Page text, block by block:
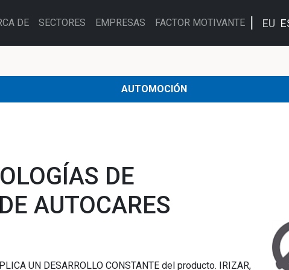
DE SECTORES EMPRESAS FACTOR MOTIVANTE EU
AUTOMOCIÓN
DE
AUTOCARES
UN DESARROLLO CONSTANTE del producto. IRIZAR,